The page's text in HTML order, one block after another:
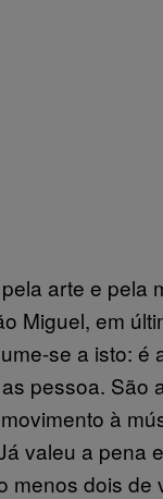
arte e pela
Miguel, em
se a isto: é
pessoa. São
à
valeu a pena
menos dois de